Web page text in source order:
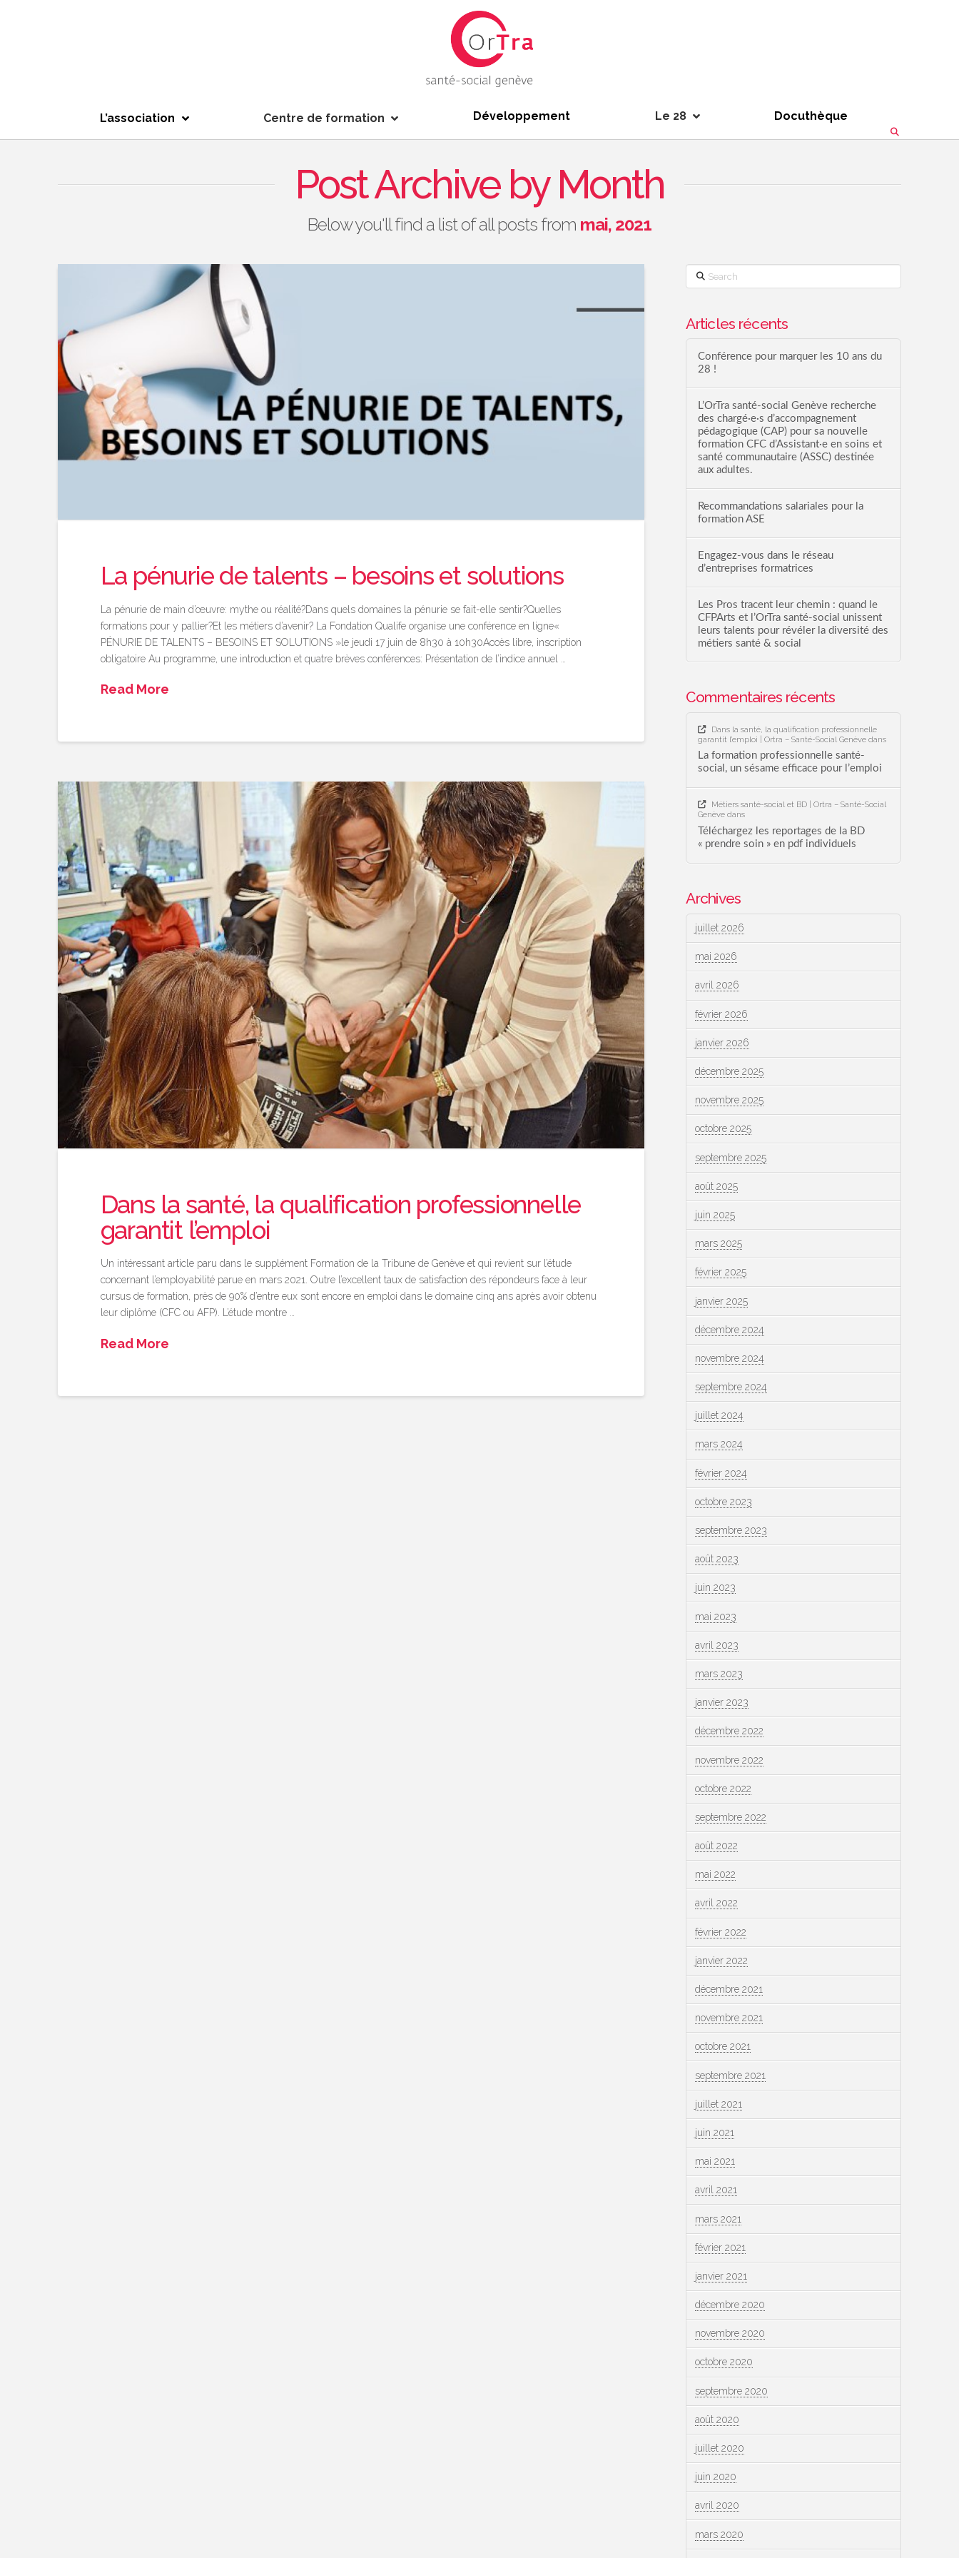
L’association Centre de formation Développement Le 28 Docuthèque
Post Archive by Month
Below you'll find a list of all posts from mai, 2021
La pénurie de talents – besoins et solutions
La pénurie de main d’œuvre: mythe ou réalité?Dans quels domaines la pénurie se fait-elle sentir?Quelles
formations pour y pallier?Et les métiers d’avenir? La Fondation Qualife organise une conférence en ligne«
PÉNURIE DE TALENTS – BESOINS ET SOLUTIONS »le jeudi 17 juin de 8h30 à 10h30Accès libre, inscription
obligatoire Au programme, une introduction et quatre brèves conférences: Présentation de l’indice annuel …
Read More
Dans la santé, la qualification professionnelle
garantit l’emploi
Un intéressant article paru dans le supplément Formation de la Tribune de Genève et qui revient sur l’étude
concernant l’employabilité parue en mars 2021. Outre l’excellent taux de satisfaction des répondeurs face à leur
cursus de formation, près de 90% d’entre eux sont encore en emploi dans le domaine cinq ans après avoir obtenu
leur diplôme (CFC ou AFP). L’étude montre …
Read More
Search
Articles récents
Conférence pour marquer les 10 ans du
28 !
L’OrTra santé-social Genève recherche
des chargé·e·s d’accompagnement
pédagogique (CAP) pour sa nouvelle
formation CFC d’Assistant·e en soins et
santé communautaire (ASSC) destinée
aux adultes.
Recommandations salariales pour la
formation ASE
Engagez-vous dans le réseau
d’entreprises formatrices
Les Pros tracent leur chemin : quand le
CFPArts et l’OrTra santé-social unissent
leurs talents pour révéler la diversité des
métiers santé & social
Commentaires récents
Dans la santé, la qualification professionnelle
garantit l’emploi | Ortra – Santé-Social Genève dans
La formation professionnelle santé-
social, un sésame efficace pour l’emploi
Métiers santé-social et BD | Ortra – Santé-Social
Genève dans
Téléchargez les reportages de la BD
« prendre soin » en pdf individuels
Archives
juillet 2026
mai 2026
avril 2026
février 2026
janvier 2026
décembre 2025
novembre 2025
octobre 2025
septembre 2025
août 2025
juin 2025
mars 2025
février 2025
janvier 2025
décembre 2024
novembre 2024
septembre 2024
juillet 2024
mars 2024
février 2024
octobre 2023
septembre 2023
août 2023
juin 2023
mai 2023
avril 2023
mars 2023
janvier 2023
décembre 2022
novembre 2022
octobre 2022
septembre 2022
août 2022
mai 2022
avril 2022
février 2022
janvier 2022
décembre 2021
novembre 2021
octobre 2021
septembre 2021
juillet 2021
juin 2021
mai 2021
avril 2021
mars 2021
février 2021
janvier 2021
décembre 2020
novembre 2020
octobre 2020
septembre 2020
août 2020
juillet 2020
juin 2020
avril 2020
mars 2020